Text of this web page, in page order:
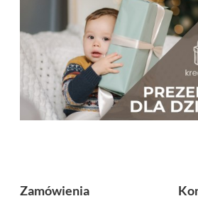
Zamówienia